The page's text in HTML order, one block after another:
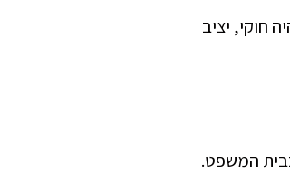
חוקי, יציב
בבית המשפט.